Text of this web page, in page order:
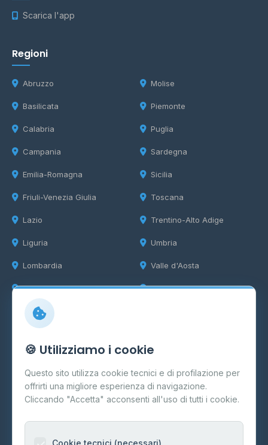
Scarica l'app
Regioni
Abruzzo
Basilicata
Calabria
Campania
Emilia-Romagna
Friuli-Venezia Giulia
Lazio
Liguria
Lombardia
Marche
Molise
Piemonte
Puglia
Sardegna
Sicilia
Toscana
Trentino-Alto Adige
Umbria
Valle d'Aosta
Veneto
Info
Cos'è il GPL
FAQ
Contatti
🍪 Utilizziamo i cookie
Questo sito utilizza cookie tecnici e di profilazione per
offrirti una migliore esperienza di navigazione.
Cliccando "Accetta" acconsenti all'uso di tutti i cookie.
Cookie tecnici (necessari)